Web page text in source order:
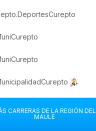
CARRERAS DE LA REGIÓN DEL
MAULE